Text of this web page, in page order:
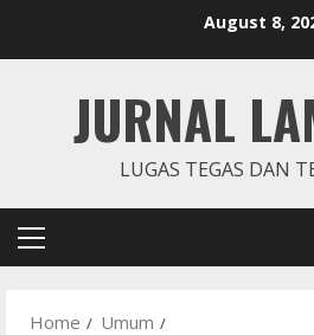
August 8,
JURNAL
LUGAS TEGAS DAN
Primary
Home
Umum